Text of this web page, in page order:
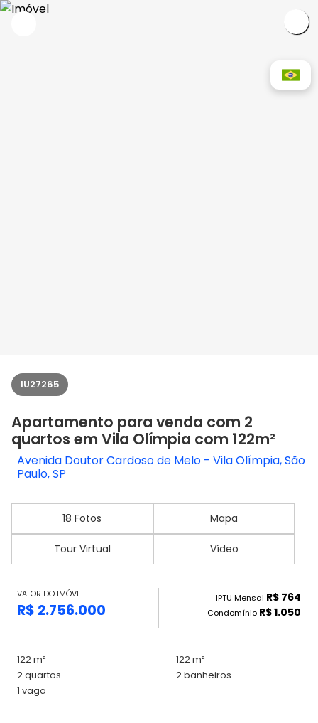
IU27265
Apartamento para venda com 2
quartos em Vila Olímpia com 122m²
Avenida Doutor Cardoso de Melo - Vila Olímpia, São
Paulo, SP
18 Fotos Mapa
Tour Virtual Vídeo
VALOR DO IMÓVEL
R$ 2.756.000
IPTU Mensal R$ 764
Condomínio R$ 1.050
122 m²
122 m²
2 quartos
2 banheiros
1 vaga